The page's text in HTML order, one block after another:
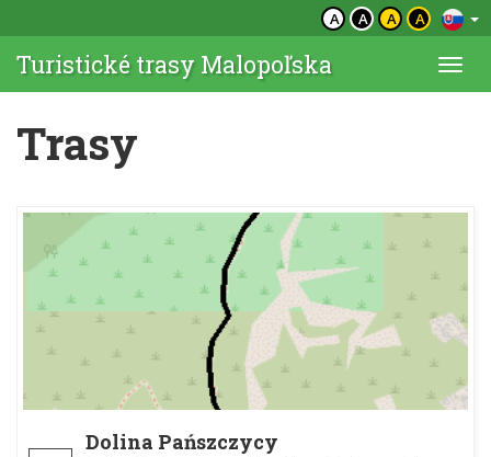
A A A A
Turistické trasy Malopoľska
Trasy
Dolina Pańszczycy